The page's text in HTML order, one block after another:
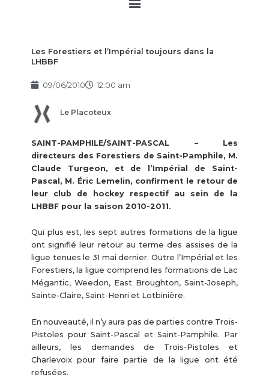
Les Forestiers et l’Impérial toujours dans la
LHBBF
09/06/2010 12:00 am
Le Placoteux
SAINT-PAMPHILE/SAINT-PASCAL – Les
directeurs des Forestiers de Saint-Pamphile, M.
Claude Turgeon, et de l’Impérial de Saint-
Pascal, M. Éric Lemelin, confirment le retour de
leur club de hockey respectif au sein de la
LHBBF pour la saison 2010-2011.
Qui plus est, les sept autres formations de la ligue
ont signifié leur retour au terme des assises de la
ligue tenues le 31 mai dernier. Outre l’Impérial et les
Forestiers, la ligue comprend les formations de Lac
Mégantic, Weedon, East Broughton, Saint-Joseph,
Sainte-Claire, Saint-Henri et Lotbinière.
En nouveauté, il n’y aura pas de parties contre Trois-
Pistoles pour Saint-Pascal et Saint-Pamphile. Par
ailleurs, les demandes de Trois-Pistoles et
Charlevoix pour faire partie de la ligue ont été
refusées.